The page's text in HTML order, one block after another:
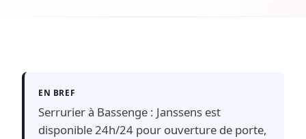
EN BREF
Serrurier à Bassenge : Janssens est
disponible 24h/24 pour ouverture de porte,